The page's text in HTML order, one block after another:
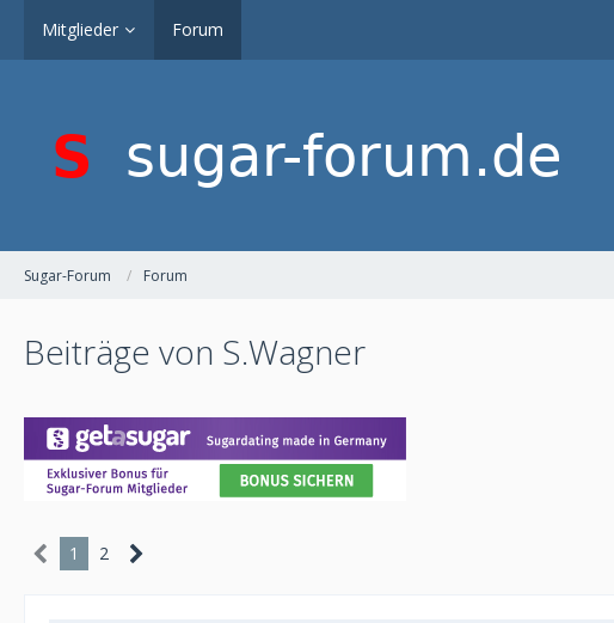
Mitglieder Forum
Sugar-Forum Forum
Beiträge von S.Wagner
1 2